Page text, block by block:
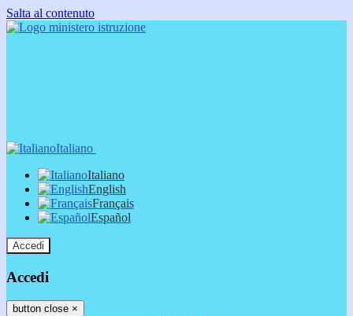
Salta al contenuto
Italiano
Italiano
English
Français
Español
Accedi
Accedi
button close ×